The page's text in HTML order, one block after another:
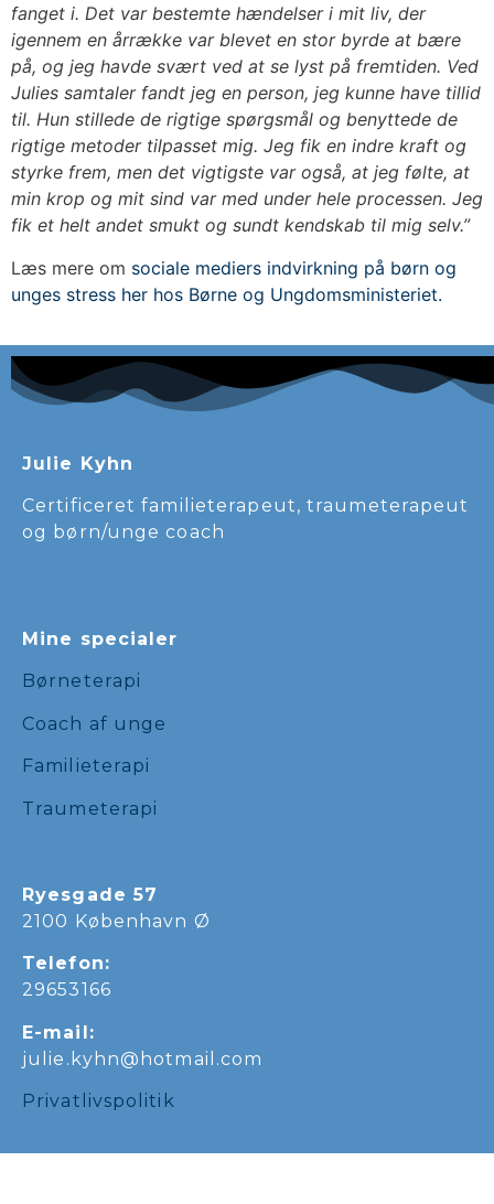
fanget i. Det var bestemte hændelser i mit liv, der
igennem en årrække var blevet en stor byrde at bære
på, og jeg havde svært ved at se lyst på fremtiden. Ved
Julies samtaler fandt jeg en person, jeg kunne have tillid
til. Hun stillede de rigtige spørgsmål og benyttede de
rigtige metoder tilpasset mig. Jeg fik en indre kraft og
styrke frem, men det vigtigste var også, at jeg følte, at
min krop og mit sind var med under hele processen. Jeg
fik et helt andet smukt og sundt kendskab til mig selv.”
Læs mere om sociale mediers indvirkning på børn og
unges stress her hos Børne og Ungdomsministeriet.
Julie Kyhn
Certificeret familieterapeut, traumeterapeut
og børn/unge coach
Mine specialer
Børneterapi
Coach af unge
Familieterapi
Traumeterapi
Ryesgade 57
2100 København Ø
Telefon:
29653166
E-mail:
julie.kyhn@hotmail.com
Privatlivspolitik